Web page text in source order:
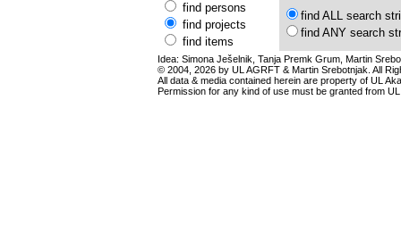
find persons
find projects
find items
find ALL search
find ANY search
Idea: Simona Ješelnik, Tanja Premk Grum, Martin
© 2004, 2026 by UL AGRFT & Martin Srebotnjak. All
All data & media contained herein are property of UL
Permission for any kind of use must be granted from